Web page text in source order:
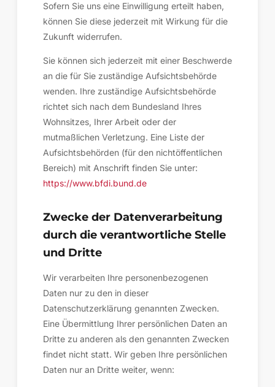
Sofern Sie uns eine Einwilligung erteilt haben,
können Sie diese jederzeit mit Wirkung für die
Zukunft widerrufen.
Sie können sich jederzeit mit einer Beschwerde
an die für Sie zuständige Aufsichtsbehörde
wenden. Ihre zuständige Aufsichtsbehörde
richtet sich nach dem Bundesland Ihres
Wohnsitzes, Ihrer Arbeit oder der
mutmaßlichen Verletzung. Eine Liste der
Aufsichtsbehörden (für den nichtöffentlichen
Bereich) mit Anschrift finden Sie unter:
https://www.bfdi.bund.de
Zwecke der Datenverarbeitung
durch die verantwortliche Stelle
und Dritte
Wir verarbeiten Ihre personenbezogenen
Daten nur zu den in dieser
Datenschutzerklärung genannten Zwecken.
Eine Übermittlung Ihrer persönlichen Daten an
Dritte zu anderen als den genannten Zwecken
findet nicht statt. Wir geben Ihre persönlichen
Daten nur an Dritte weiter, wenn: